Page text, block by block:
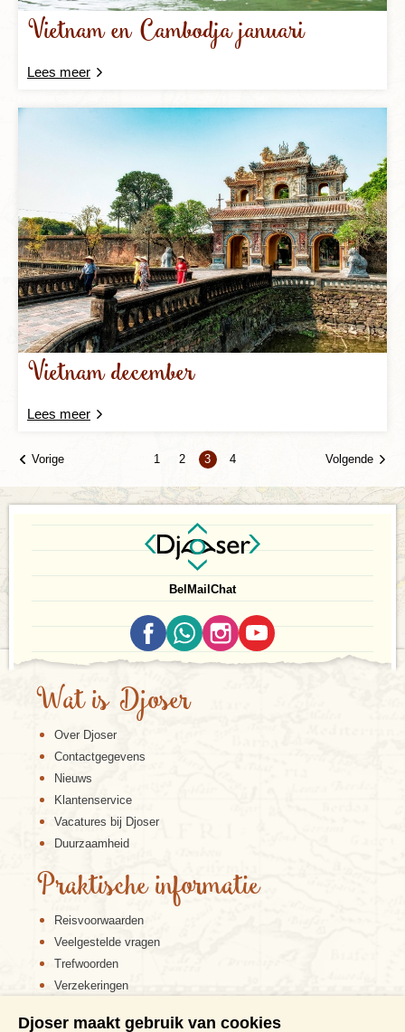
Vietnam en Cambodja januari
Lees meer
Vietnam december
Lees meer
Vorige 1 2 3 4 Volgende
Bel Mail Chat
Wat is Djoser
Over Djoser
Contactgegevens
Nieuws
Klantenservice
Vacatures bij Djoser
Duurzaamheid
Praktische informatie
Reisvoorwaarden
Veelgestelde vragen
Trefwoorden
Verzekeringen
Disclaimer
Djoser maakt gebruik van cookies